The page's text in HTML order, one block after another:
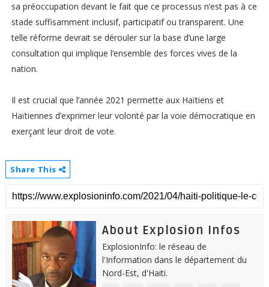
sa préoccupation devant le fait que ce processus n’est pas à ce
stade suffisamment inclusif, participatif ou transparent. Une
telle réforme devrait se dérouler sur la base d’une large
consultation qui implique l’ensemble des forces vives de la
nation.
Il est crucial que l’année 2021 permette aux Haïtiens et
Haïtiennes d’exprimer leur volonté par la voie démocratique en
exerçant leur droit de vote.
Share This
About Explosion Infos
ExplosionInfo: le réseau de
l'Information dans le département du
Nord-Est, d'Haiti.